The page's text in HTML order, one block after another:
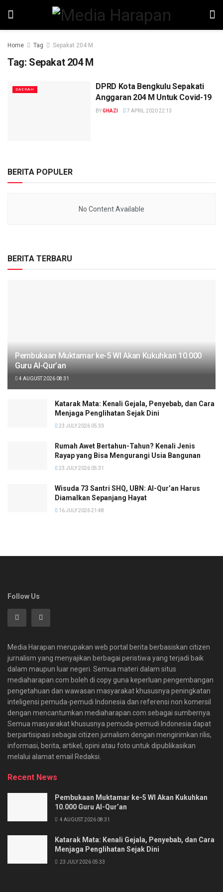
Home Tag Sepakat 204 M
Tag: Sepakat 204 M
DAERAH
DPRD Kota Bengkulu Sepakati
Anggaran 204 M Untuk Covid-19
BYGHAZI 7 APRIL 2020 22:13
BERITA POPULER
No Content Available
BERITA TERBARU
Pembukaan Muktamar ke-5 WI Akan Kukuhkan 10.000
Guru Al-Qur’an
4 AUGUST 2026 08:31
Katarak Mata: Kenali Gejala, Penyebab, dan Cara
Menjaga Penglihatan Sejak Dini
23 JULY 2026 05:33
Rumah Awet Bertahun-Tahun? Kenali Jenis
Rayap yang Bisa Mengurangi Usia Bangunan
23 JULY 2026 05:31
Wisuda 73 Santri SHQ, UBN: Al-Qur’an Harus
Diamalkan Sepanjang Hayat
16 JULY 2026 21:48
Follow Us
Media Harapan merupakan web portal berita berbasiskan citizen
jurnalism yang menyajikan berbagai peristiwa yang terjadi baik
dalam maupun luar negeri. Semua materi dalam situs
mediaharapan.com boleh di copy guna keperluan pengembangan
pengetahuan dan wawasan masyarakat khususnya peningkatan
inteligensi pemuda-pemudi Indonesia dan referensi non komersil
dengan mencantumkan mediaharapan.com sebagai sumbernya.
Semua masyarakat khususnya pemuda-pemudi Indonesia dapat
berpartisipasi sebagai citizen jurnalism dengan mengirimkan rilis,
informasi, berita, artikel, opini atau foto untuk dipublikasikan
melalui alamat email Redaksi.
Recent News
Pembukaan Muktamar ke-5 WI Akan Kukuhkan
10.000 Guru Al-Qur’an
4 AUGUST 2026 08:31
Katarak Mata: Kenali Gejala, Penyebab, dan Cara
Menjaga Penglihatan Sejak Dini
23 JULY 2026 05:33